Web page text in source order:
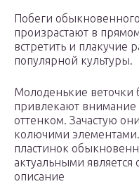
Побеги
произрастают в
встретить и плакучие
популярной культуры.
Молоденькие
привлекают
оттенком. Зачастую
колючими
пластинок
актуальными
описание